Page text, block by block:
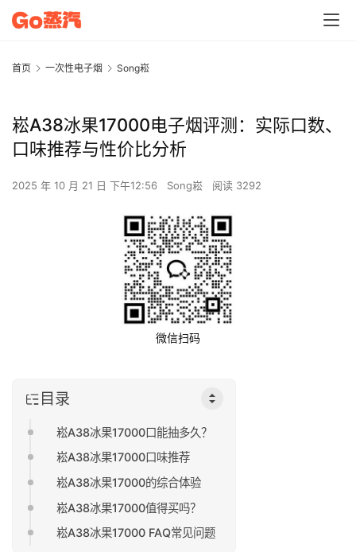
首页 一次性电子烟 Song崧
崧A38冰果17000电子烟评测：实际口数、
口味推荐与性价比分析
2025 年 10 月 21 日 下午12:56 Song崧 阅读 3292
微信扫码
目录
崧A38冰果17000口能抽多久？
崧A38冰果17000口味推荐
崧A38冰果17000的综合体验
崧A38冰果17000值得买吗？
崧A38冰果17000 FAQ常见问题